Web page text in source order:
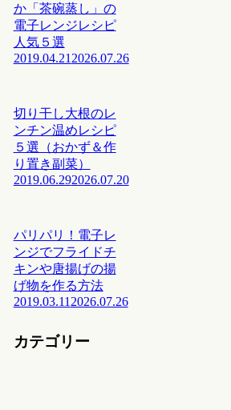
か「茶碗蒸し」の
電子レンジレシピ
人気５選
2019.04.21 2026.07.26
切り干し大根のレ
ンチン温めレシピ
５選（おかず＆作
り置き副菜）
2019.06.292026.07.20
パリパリ！電子レ
ンジでフライドチ
キンや唐揚げの揚
げ物を作る方法
2019.03.11 2026.07.26
カテゴリー